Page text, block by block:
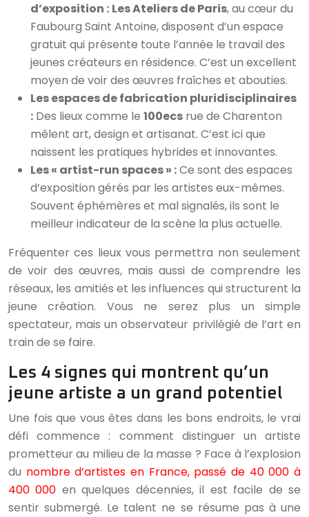
d’exposition : Les Ateliers de Paris, au cœur du
Faubourg Saint Antoine, disposent d’un espace
gratuit qui présente toute l’année le travail des
jeunes créateurs en résidence. C’est un excellent
moyen de voir des œuvres fraîches et abouties.
Les espaces de fabrication pluridisciplinaires
: Des lieux comme le 100ecs rue de Charenton
mêlent art, design et artisanat. C’est ici que
naissent les pratiques hybrides et innovantes.
Les « artist-run spaces » :Ce sont des espaces
d’exposition gérés par les artistes eux-mêmes.
Souvent éphémères et mal signalés, ils sont le
meilleur indicateur de la scène la plus actuelle.
Fréquenter ces lieux vous permettra non seulement
de voir des œuvres, mais aussi de comprendre les
réseaux, les amitiés et les influences qui structurent la
jeune création. Vous ne serez plus un simple
spectateur, mais un observateur privilégié de l’art en
train de se faire.
Les 4 signes qui montrent qu’un
jeune artiste a un grand potentiel
Une fois que vous êtes dans les bons endroits, le vrai
défi commence : comment distinguer un artiste
prometteur au milieu de la masse ? Face à l’explosion
du nombre d’artistes en France, passé de 40 000 à
400 000 en quelques décennies, il est facile de se
sentir submergé. Le talent ne se résume pas à une